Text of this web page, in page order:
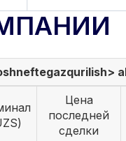
Цена
последней
сделки